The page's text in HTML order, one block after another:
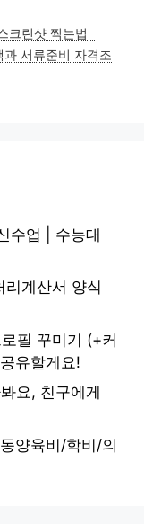
크린샷 찍는법
서류준비 자격조
수업 | 수능대
계산서 양식
필 꾸미기 (+커
유할게요!
요, 친구에게
양육비/학비/의